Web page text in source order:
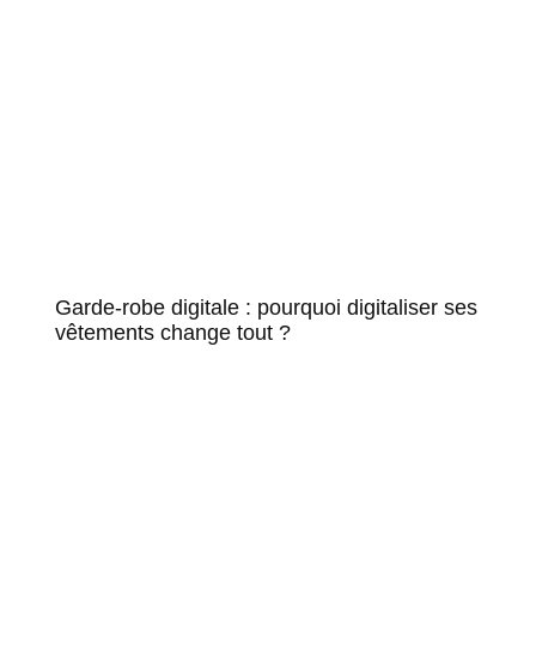
Garde-robe digitale : pourquoi digitaliser ses
vêtements change tout ?